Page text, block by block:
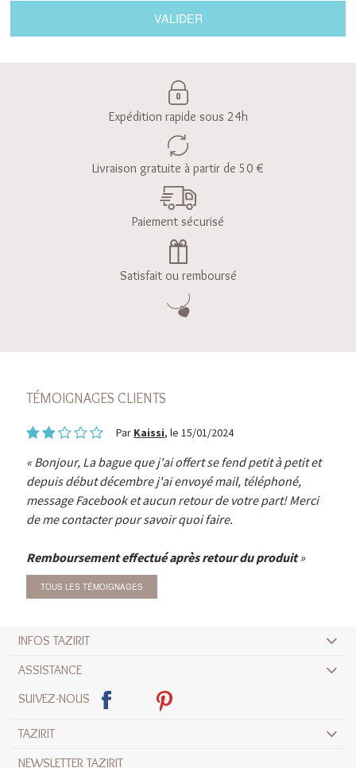
Expédition rapide sous 24h
Livraison gratuite à partir de 50 €
Paiement sécurisé
Satisfait ou remboursé
TÉMOIGNAGES CLIENTS
Par Kaissi, le 15/01/2024
Bonjour, La bague que j'ai offert se fend petit à petit et
depuis début décembre j'ai envoyé mail, téléphoné,
message Facebook et aucun retour de votre part! Merci
de me contacter pour savoir quoi faire.
Remboursement effectué après retour du produit
TOUS LES TÉMOIGNAGES
INFOS TAZIRIT
ASSISTANCE
SUIVEZ-NOUS
TAZIRIT
NEWSLETTER TAZIRIT